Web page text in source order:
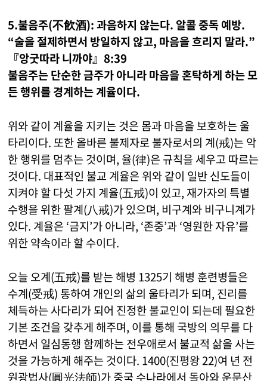
5.불음주(不飮酒): 과음하지 않는다. 알콜 중독 예방.
“술을 절제하면서 방일하지 않고, 마음을 흐리지 말라.”
『앙굿따라 니까야』8:39
불음주는 단순한 금주가 아니라 마음을 혼탁하게 하는 모
든 행위를 경계하는 계율이다.
위와 같이 계율을 지키는 것은 몸과 마음을 보호하는 울
타리이다. 또한 올바른 불제자로 불자로서의 계(戒)는 악
한 행위를 멈추는 것이며, 율(律)은 규칙을 세우고 따르는
것이다. 대표적인 불교 계율은 위와 같이 일반 신도들이
지켜야 할 다섯 가지 계율(五戒)이 있고, 재가자의 특별
수행을 위한 팔계(八戒)가 있으며, 비구계와 비구니계가
있다. 계율은 ‘금지’가 아니라, ‘존중’과 ‘영원한 자유’를
위한 약속이라 할 수이다.
오늘 오계(五戒)를 받는 해병 1325기 해병 훈련병들은
수계(受戒) 통하여 개인의 삶의 울타리가 되며, 진리를
체득하는 사다리가 되어 진정한 불교인이 되는데 필요한
기본 조건을 갖추게 해주며, 이를 통해 국방의 의무를 다
하면서 일심동행 함께하는 전우애로서 불교적 삶을 사는
것을 가능하게 해주는 것이다. 1400(진평왕 22)여 년 전
원광법사(圓光法師)가 중국 수나라에서 돌아와 운문산